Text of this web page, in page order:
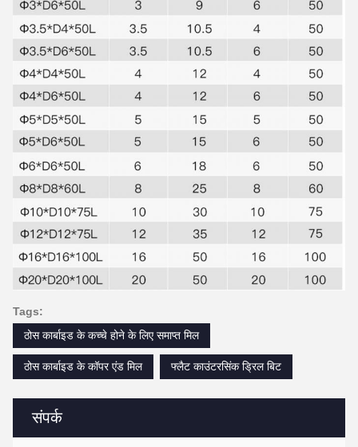
संपर्क
Tags:
ठोस कार्बाइड के कच्चे होने के लिए समाप्त मिल
ठोस कार्बाइड के कॉपर एंड मिल फ्लैट काउंटरसिंक ड्रिल बिट